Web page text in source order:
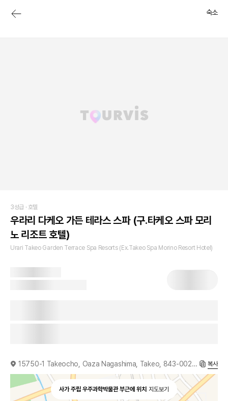
숙소
3성급 · 호텔
우라리 다케오 가든 테라스 스파 (구.타케오 스파 모리
노 리조트 호텔)
Urari Takeo Garden Terrace Spa Resorts (Ex.Takeo Spa Morino Resort Hotel)
15750-1 Takeocho, Oaza Nagashima, Takeo, 843-0021, JP 복사
사가 주립 우주과학박물관 부근에 위치 지도보기